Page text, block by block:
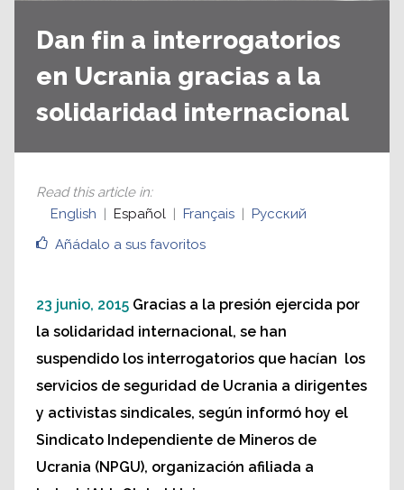
Dan fin a interrogatorios
en Ucrania gracias a la
solidaridad internacional
Añádalo a sus favoritos
Read this article in:
English
Español Français Русский
23 junio, 2015 Gracias a la presión ejercida por
la solidaridad internacional, se han
suspendido los interrogatorios que hacían los
servicios de seguridad de Ucrania a dirigentes
y activistas sindicales, según informó hoy el
Sindicato Independiente de Mineros de
Ucrania (NPGU), organización afiliada a